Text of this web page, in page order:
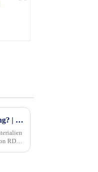
Wie verbessert redispergierbares Polymerpulver (RDP) die Haftung? | Erzielung überlegener Bindungsstärke
RDP